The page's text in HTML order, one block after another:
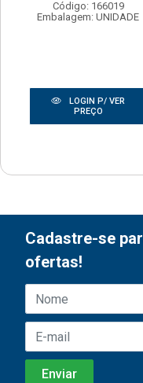
Código: 166019
Embalagem: UNIDADE
LOGIN P/ VER
PREÇO
Cadastre-se
ofertas!